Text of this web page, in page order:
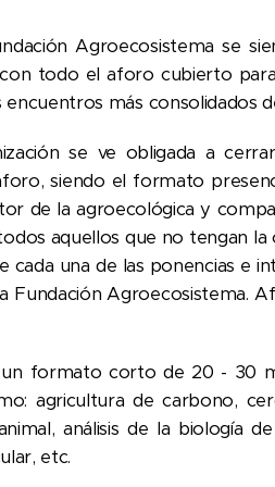
Agroecosistema se
todo el aforo cubierto
encuentros más consolidados
se ve obligada a
siendo el formato
de la agroecológica y
aquellos que no tengan
cada una de las ponencias e
Fundación Agroecosistema.
formato corto de 20 - 30
agricultura de carbono,
análisis de la biología
etc.